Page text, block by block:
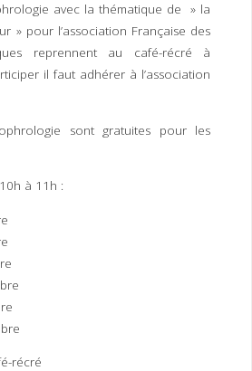
H ÉR
APE
U
Q U
avec la thématique de » la
» pour l’association Française des
reprennent au café-récré à
il faut adhérer à l’association
sont gratuites pour les
à 11h :
récré